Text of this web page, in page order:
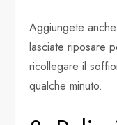
Aggiungete
lasciate riposare
ricollegare il
qualche minuto.